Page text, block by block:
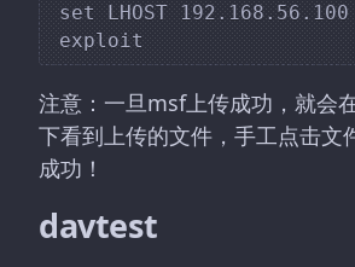
set LHOST 192.168.56.100
注意：一旦msf上传成功，就会
下看到上传的文件，手工点击文
成功！
davtest